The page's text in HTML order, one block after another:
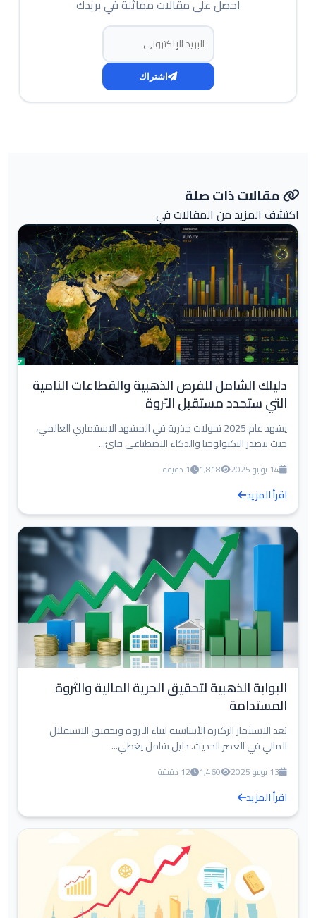
احصل على مقالات مماثلة في بريدك
البريد الإلكتروني
اشتراك
مقالات ذات صلة
اكتشف المزيد من المقالات في
دليلك الشامل للفرص الذهبية والقطاعات النامية
التي ستحدد مستقبل الثروة
يشهد عام 2025 تحولات جذرية في المشهد الاستثماري العالمي،
حيث تتصدر التكنولوجيا والذكاء الاصطناعي قائ...
14 يونيو 2025 1,818 1 دقيقة
اقرأ المزيد
البوابة الذهبية لتحقيق الحرية المالية والثروة
المستدامة
يُعد الاستثمار الركيزة الأساسية لبناء الثروة وتحقيق الاستقلال
المالي في العصر الحديث. دليل شامل يغطي...
13 يونيو 2025 1,460 12 دقيقة
اقرأ المزيد